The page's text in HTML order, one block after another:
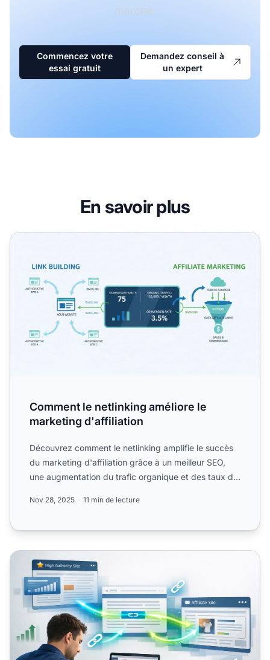
marché.
Commencez votre
essai gratuit
Demandez conseil à
un expert
En savoir plus
Comment le netlinking améliore le marketing d'affiliation
Comment le netlinking améliore le
marketing d'affiliation
Découvrez comment le netlinking amplifie le succès
du marketing d'affiliation grâce à un meilleur SEO,
une augmentation du trafic organique et des taux de
Nov 28, 2025 11 min de lecture
Comment le guest blogging aide à la création de liens